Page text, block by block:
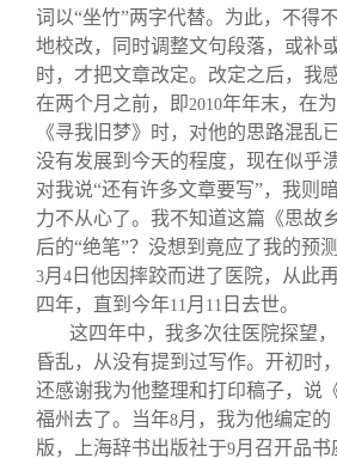
词以“坐竹”两字代替。为此，不得
地校改，同时调整文句段落，或补
时，才把文章改定。改定之后，我
在两个月之前，即2010年年末，在
《寻我旧梦》时，对他的思路混乱
没有发展到今天的程度，现在似乎
对我说“还有许多文章要写”，我则
力不从心了。我不知道这篇《思故
后的“绝笔”？没想到竟应了我的预
3月 4 日他因摔跤而进了医院，从此
四年，直到今年11 月 11 日去世。
这四年中，我多次往医院探望
昏乱，从没有提到过写作。开初时
还感谢我为他整理和打印稿子，说
福州去了。当年8月，我为他编定
版，上海辞书出版社于9月召开品